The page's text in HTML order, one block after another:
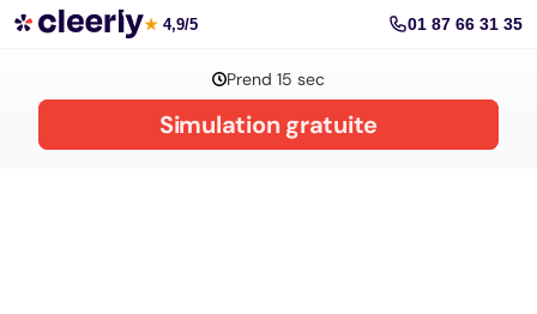
La gestion de patrimoine avec Cleerly
★ 4,9/5 01 87 66 31 35